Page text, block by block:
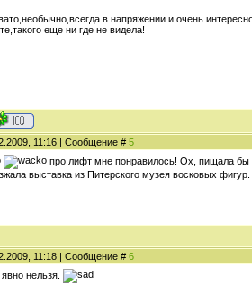
в напряжении и очень
еще ни где не видела!
11:16 | Сообщение # 5
про лифт мне понравилось! Ох, пищала бы
выставка из Питерского музея восковых фигур.
11:18 | Сообщение # 6
явно нельзя.